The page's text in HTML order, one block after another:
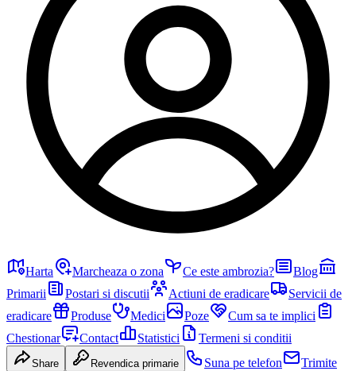
Harta Marcheaza o zona Ce este ambrozia?
Blog
Primarii
Postari si discutii Actiuni de eradicare
Servicii de
eradicare
Produse Medici Poze
Cum sa te implici
Chestionar
Contact Statistici Termeni si conditii
Share Revendica primarie Suna pe telefon
Trimite